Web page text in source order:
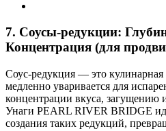
7. Соусы-редукции:
Концентрация (для
Соус-редукция — это кулинарная
медленно уваривается для
концентрации вкуса, загущению
Унаги PEARL RIVER BRIDGE
создания таких редукций,